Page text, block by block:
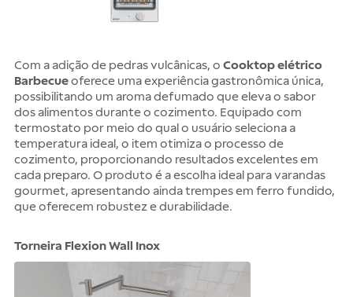
Com a adição de pedras vulcânicas, o Cooktop elétrico
Barbecueoferece uma experiência gastronômica única,
possibilitando um aroma defumado que eleva o sabor
dos alimentos durante o cozimento. Equipado com
termostato por meio do qual o usuário seleciona a
temperatura ideal, o item otimiza o processo de
cozimento, proporcionando resultados excelentes em
cada preparo. O produto é a escolha ideal para varandas
gourmet, apresentando ainda trempes em ferro fundido,
que oferecem robustez e durabilidade.
Torneira Flexion Wall Inox